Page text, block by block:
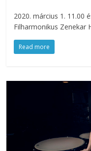
2020. március 1. 11.00
Filharmonikus Zenekar
Read more